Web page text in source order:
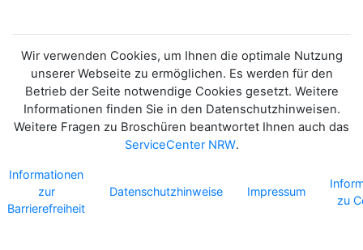
Wir verwenden Cookies, um Ihnen die optimale Nutzung
unserer Webseite zu ermöglichen. Es werden für den
Betrieb der Seite notwendige Cookies gesetzt. Weitere
Informationen finden Sie in den Datenschutzhinweisen.
Weitere Fragen zu Broschüren beantwortet Ihnen auch das
ServiceCenter NRW.
Informationen
zur
Barrierefreiheit
Datenschutzhinweise Impressum
zu